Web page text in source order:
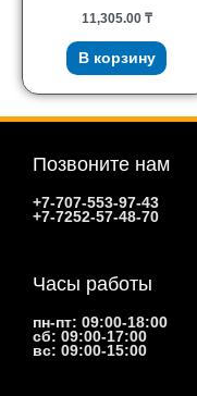
11,305.00 ₸
В корзину
Позвоните нам
+7-707-553-97-43
+7-7252-57-48-70
Часы работы
пн-пт: 09:00-18:00
сб: 09:00-17:00
вс: 09:00-15:00